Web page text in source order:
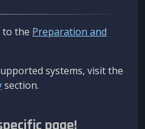
to the Preparation and
systems, visit the
section.
page!